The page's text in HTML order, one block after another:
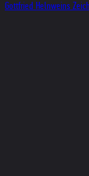
Gottfried Helnweins